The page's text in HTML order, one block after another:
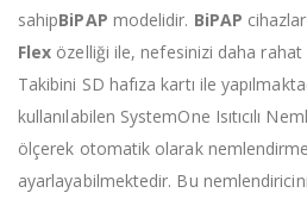
sahipBiPAP modelidir. BiPAP
Flex özelliği ile, nefesinizi daha rahat
Takibini SD hafıza kartı ile
kullanılabilen SystemOne Isıtıcılı
ölçerek otomatik olarak
ayarlayabilmektedir. Bu